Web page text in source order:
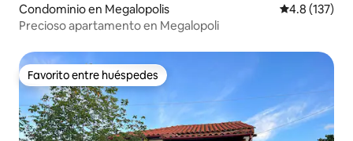
Condominio en Megalopolis Calificación
4.8 (137)
Precioso apartamento en Megalopoli
Favorito entre huéspedes
Favorito entre huéspedes